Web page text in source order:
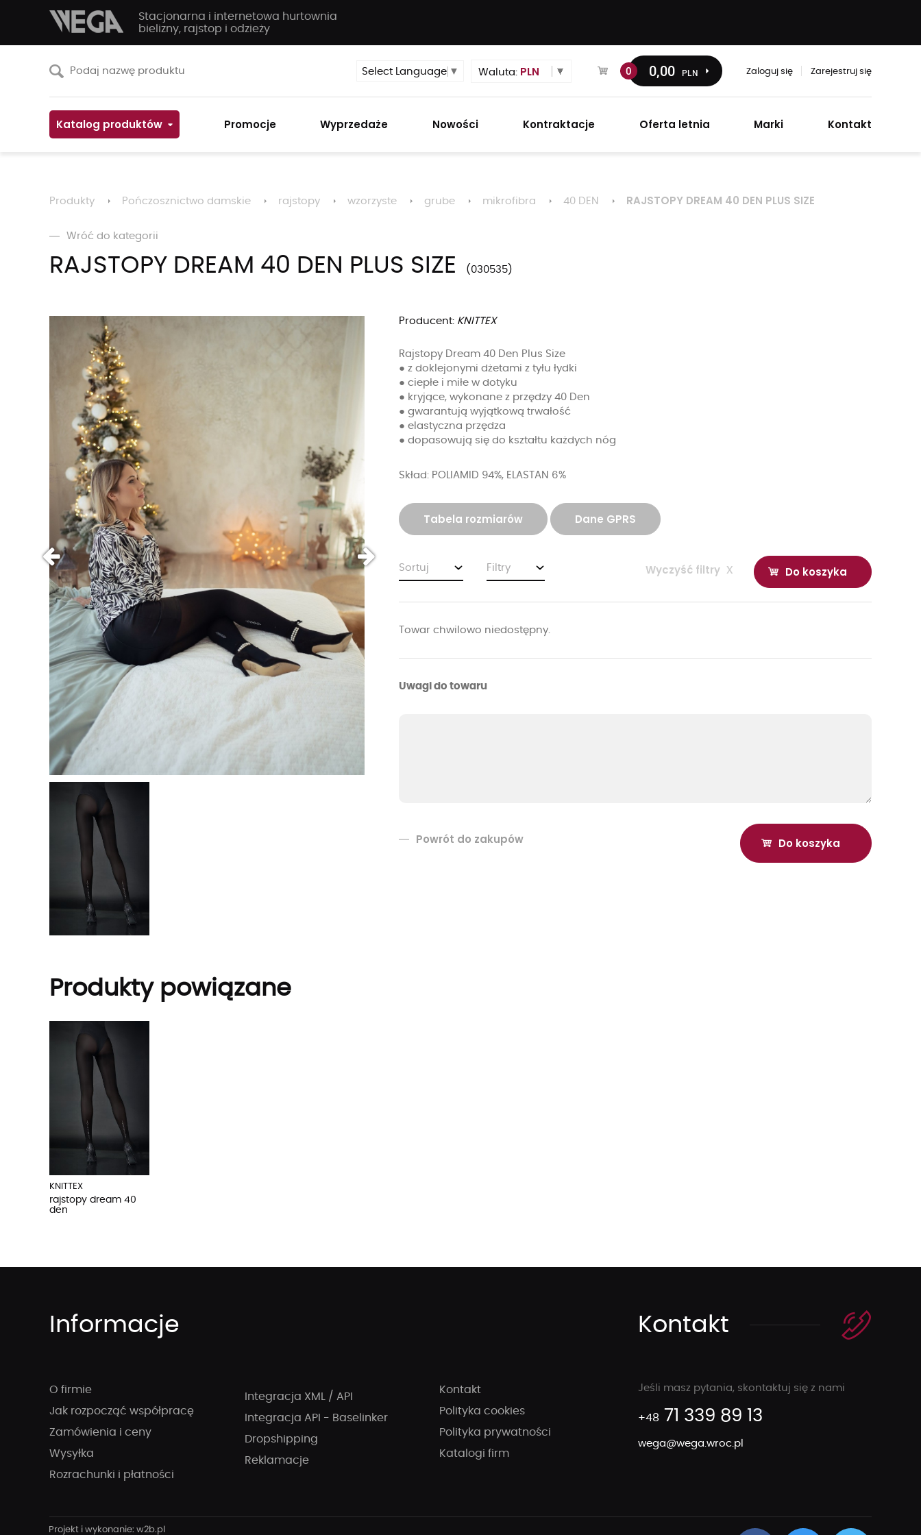
Stacjonarna i internetowa hurtownia
bielizny, rajstop i odzieży
Select Language ▼ Waluta: PLN 0 0,00 PLN Zaloguj się Zarejestruj się
Katalog produktów Promocje Wyprzedaże Nowości Kontraktacje Oferta letnia Marki Kontakt
Produkty Pończosznictwo damskie rajstopy wzorzyste grube mikrofibra 40 DEN RAJSTOPY DREAM 40 DEN PLUS SIZE
Wróć do kategorii
RAJSTOPY DREAM 40 DEN PLUS SIZE 030535
Produkty powiązane
KNITTEX
rajstopy dream 40
den
Producent: KNITTEX
Rajstopy Dream 40 Den Plus Size
● z doklejonymi dżetami z tyłu łydki
● ciepłe i miłe w dotyku
● kryjące, wykonane z przędzy 40 Den
● gwarantują wyjątkową trwałość
● elastyczna przędza
● dopasowują się do kształtu każdych nóg
Skład: POLIAMID 94%, ELASTAN 6%
Tabela rozmiarów Dane GPRS
Sortuj Filtry Do koszyka
Wyczyść filtry x
Towar chwilowo niedostępny.
Uwagi do towaru
Powrót do zakupów
Informacje
O firmie
Jak rozpocząć współpracę
Zamówienia i ceny
Wysyłka
Rozrachunki i płatności
Integracja XML / API
Integracja API - Baselinker
Dropshipping
Reklamacje
Kontakt
Polityka cookies
Polityka prywatności
Katalogi firm
Kontakt
Jeśli masz pytania, skontaktuj się z nami
+48 71 339 89 13
wega@wega.wroc.pl